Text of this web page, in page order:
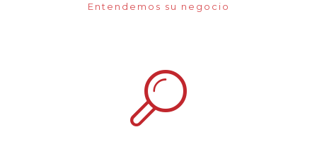
Entendemos su negocio